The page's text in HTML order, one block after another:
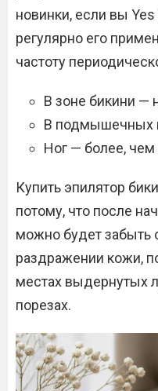
новинки, если вы
регулярно его
частоту
В зоне бикини —
В подмышечных
Ног — более, чем
Купить эпилятор
потому, что после
можно будет забыть
раздражении кожи,
местах выдернутых
порезах.